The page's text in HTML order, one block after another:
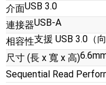
介面USB 3.0
連接器USB-A
相容性支援 USB 3.0（
尺寸 (長 x 寬 x 高)
Sequential Read